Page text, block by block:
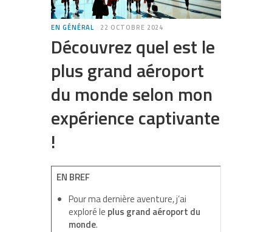
EN GÉNÉRAL 22 OCTOBRE 2024
Découvrez quel est le
plus grand aéroport
du monde selon mon
expérience captivante
!
EN BREF
Pour ma dernière aventure, j’ai
exploré le plus grand aéroport du
monde.